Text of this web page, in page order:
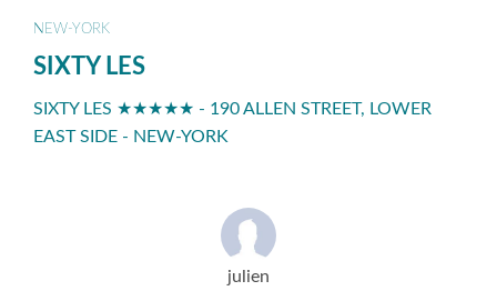
NEW-YORK
SIXTY LES
SIXTY LES ★★★★★ - 190 ALLEN STREET, LOWER
EAST SIDE - NEW-YORK
julien